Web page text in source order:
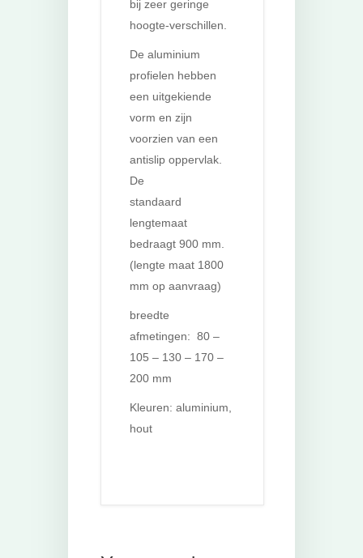
bij zeer geringe
hoogte-verschillen.
De aluminium
profielen hebben
een uitgekiende
vorm en zijn
voorzien van een
antislip oppervlak.
De
standaard
lengtemaat
bedraagt 900 mm.
(lengte maat 1800
mm op aanvraag)
breedte
afmetingen: 80 –
105 – 130 – 170 –
200 mm
Kleuren: aluminium,
hout